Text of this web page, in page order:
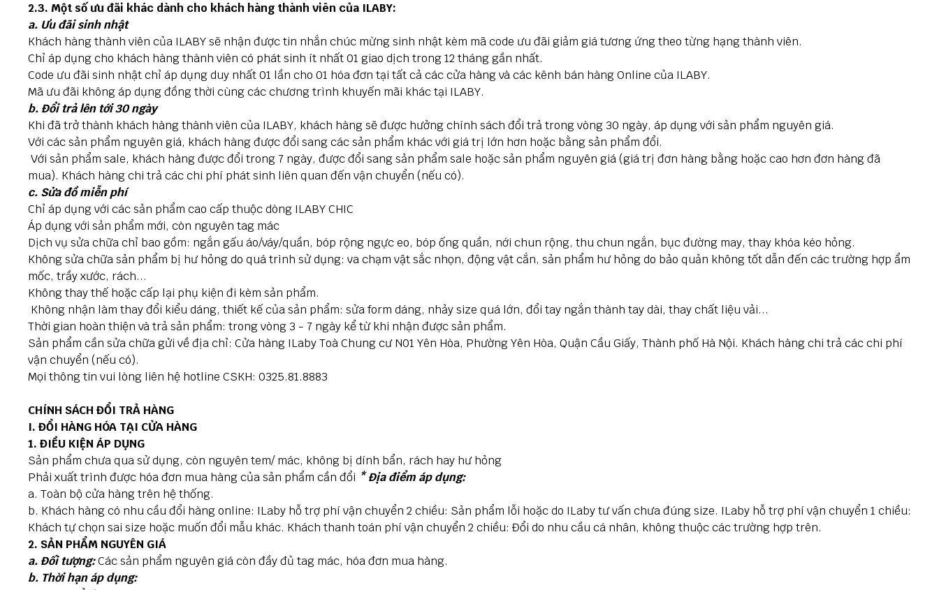
2.3. Một số ưu đãi khác dành cho khách hàng thành viên của ILABY:
a. Ưu đãi sinh nhật
Khách hàng thành viên của ILABY sẽ nhận được tin nhắn chúc mừng sinh nhật kèm mã code ưu đãi giảm giá tương ứng theo từng hạng thành viên.
Chỉ áp dụng cho khách hàng thành viên có phát sinh ít nhất 01 giao dịch trong 12 tháng gần nhất.
Code ưu đãi sinh nhật chỉ áp dụng duy nhất 01 lần cho 01 hóa đơn tại tất cả các cửa hàng và các kênh bán hàng Online của ILABY.
Mã ưu đãi không áp dụng đồng thời cùng các chương trình khuyến mãi khác tại ILABY.
b. Đổi trả lên tới 30 ngày
Khi đã trở thành khách hàng thành viên của ILABY, khách hàng sẽ được hưởng chính sách đổi trả trong vòng 30 ngày, áp dụng với sản phẩm nguyên giá.
Với các sản phẩm nguyên giá, khách hàng được đổi sang các sản phẩm khác với giá trị lớn hơn hoặc bằng sản phẩm đổi.
Với sản phẩm sale, khách hàng được đổi trong 7 ngày, được đổi sang sản phẩm sale hoặc sản phẩm nguyên giá (giá trị đơn hàng bằng hoặc cao hơn đơn hàng đã
mua). Khách hàng chi trả các chi phí phát sinh liên quan đến vận chuyển (nếu có).
c. Sửa đồ miễn phí
Chỉ áp dụng với các sản phẩm cao cấp thuộc dòng ILABY CHIC
Áp dụng với sản phẩm mới, còn nguyên tag mác
Dịch vụ sửa chữa chỉ bao gồm: ngắn gấu áo/váy/quần, bóp rộng ngực eo, bóp ống quần, nới chun rộng, thu chun ngắn, bục đường may, thay khóa kéo hỏng.
Không sửa chữa sản phẩm bị hư hỏng do quá trình sử dụng: va chạm vật sắc nhọn, động vật cắn, sản phẩm hư hỏng do bảo quản không tốt dẫn đến các trường hợp ẩm
mốc, trầy xước, rách...
Không thay thế hoặc cấp lại phụ kiện đi kèm sản phẩm.
Không nhận làm thay đổi kiểu dáng, thiết kế của sản phẩm: sửa form dáng, nhảy size quá lớn, đổi tay ngắn thành tay dài, thay chất liệu vải...
Thời gian hoàn thiện và trả sản phẩm: trong vòng 3 - 7 ngày kể từ khi nhận được sản phẩm.
Sản phẩm cần sửa chữa gửi về địa chỉ: Cửa hàng ILaby Toà Chung cư N01 Yên Hòa, Phường Yên Hòa, Quận Cầu Giấy, Thành phố Hà Nội. Khách hàng chi trả các chi phí
vận chuyển (nếu có).
Mọi thông tin vui lòng liên hệ hotline CSKH: 0325.81.8883
CHÍNH SÁCH ĐỔI TRẢ HÀNG
I. ĐỔI HÀNG HÓA TẠI CỬA HÀNG
1. ĐIỀU KIỆN ÁP DỤNG
Sản phẩm chưa qua sử dụng, còn nguyên tem/ mác, không bị dính bẩn, rách hay hư hỏng
Phải xuất trình được hóa đơn mua hàng của sản phẩm cần đổi * Địa điểm áp dụng:
a. Toàn bộ cửa hàng trên hệ thống.
b. Khách hàng có nhu cầu đổi hàng online: ILaby hỗ trợ phí vận chuyển 2 chiều: Sản phẩm lỗi hoặc do ILaby tư vấn chưa đúng size. ILaby hỗ trợ phí vận chuyển 1 chiều:
Khách tự chọn sai size hoặc muốn đổi mẫu khác. Khách thanh toán phí vận chuyển 2 chiều: Đổi do nhu cầu cá nhân, không thuộc các trường hợp trên.
2. SẢN PHẨM NGUYÊN GIÁ
a. Đối tượng:Các sản phẩm nguyên giá còn đầy đủ tag mác, hóa đơn mua hàng.
b. Thời hạn áp dụng: